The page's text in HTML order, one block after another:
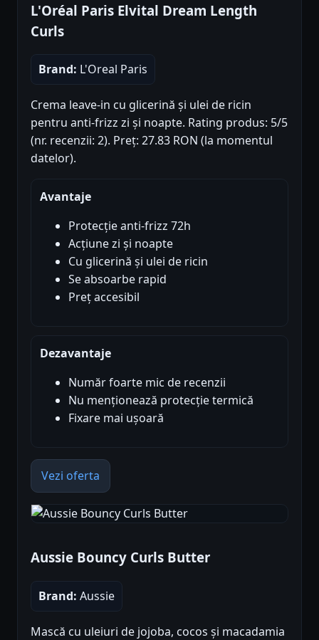
L'Oréal Paris Elvital Dream Length
Curls
Brand: L'Oreal Paris
Crema leave-in cu glicerină și ulei de ricin
pentru anti-frizz zi și noapte. Rating produs: 5/5
(nr. recenzii: 2). Preț: 27.83 RON (la momentul
datelor).
Avantaje
Protecție anti-frizz 72h
Acțiune zi și noapte
Cu glicerină și ulei de ricin
Se absoarbe rapid
Preț accesibil
Dezavantaje
Număr foarte mic de recenzii
Nu menționează protecție termică
Fixare mai ușoară
Vezi oferta
Aussie Bouncy Curls Butter
Brand: Aussie
Mască cu uleiuri de jojoba, cocos și macadamia